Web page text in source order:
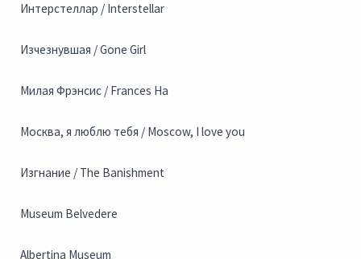
Интерстеллар / Interstellar
Изчезнувшая / Gone Girl
Милая Фрэнсис / Frances Ha
Москва, я люблю тебя / Moscow, I love you
Изгнание / The Banishment
Museum Belvedere
Albertina Museum